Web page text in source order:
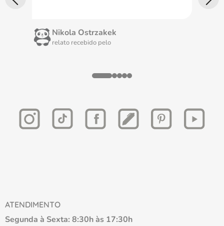
Nikola Ostrzakek
relato recebido pelo
ATENDIMENTO
Segunda à Sexta: 8:30h às 17:30h